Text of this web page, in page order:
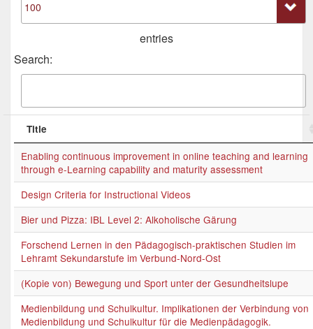
entries
Search:
Title
Enabling continuous improvement in online teaching and learning
through e-Learning capability and maturity assessment
Design Criteria for Instructional Videos
Bier und Pizza: IBL Level 2: Alkoholische Gärung
Forschend Lernen in den Pädagogisch-praktischen Studien im
Lehramt Sekundarstufe im Verbund-Nord-Ost
(Kopie von) Bewegung und Sport unter der Gesundheitslupe
Medienbildung und Schulkultur. Implikationen der Verbindung von
Medienbildung und Schulkultur für die Medienpädagogik.